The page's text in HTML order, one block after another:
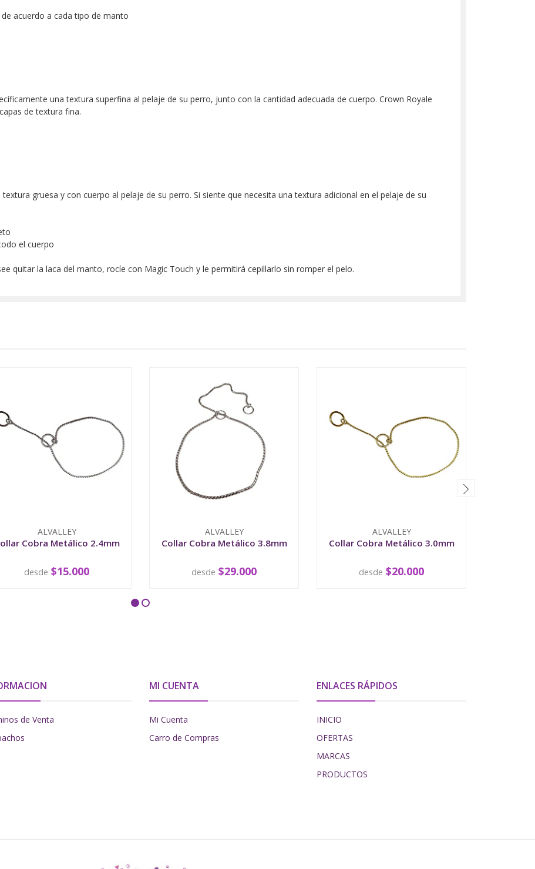
acuerdo a cada tipo de manto
una textura superfina al pelaje de su perro, junto con la cantidad adecuada de cuerpo. Crown Royale
de textura fina.
gruesa y con cuerpo al pelaje de su perro. Si siente que necesita una textura adicional en el pelaje de su
el cuerpo
quitar la laca del manto, rocíe con Magic Touch y le permitirá cepillarlo sin romper el pelo.
ALVALLEY
Cobra Metálico 2.4mm
VER OPCIONES
desde $15.000
ALVALLEY
Collar Cobra Metálico 3.8mm
VER OPCIONES
desde $29.000
ALVALLEY
Collar Cobra Metálico 3.0mm
VER OPCIONES
desde $20.000
de Venta
MI CUENTA
Mi Cuenta
Carro de Compras
ENLACES RÁPIDOS
INICIO
OFERTAS
MARCAS
PRODUCTOS